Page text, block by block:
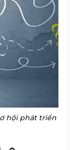
hội phát triển